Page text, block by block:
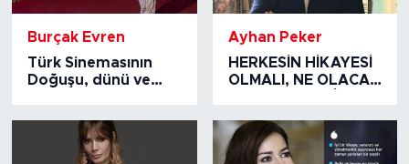
Burçak Evren
Türk Sinemasının
Doğuşu, dünü ve
Ayhan Peker
HERKESİN HİKAYESİ
OLMALI, NE OLACAK